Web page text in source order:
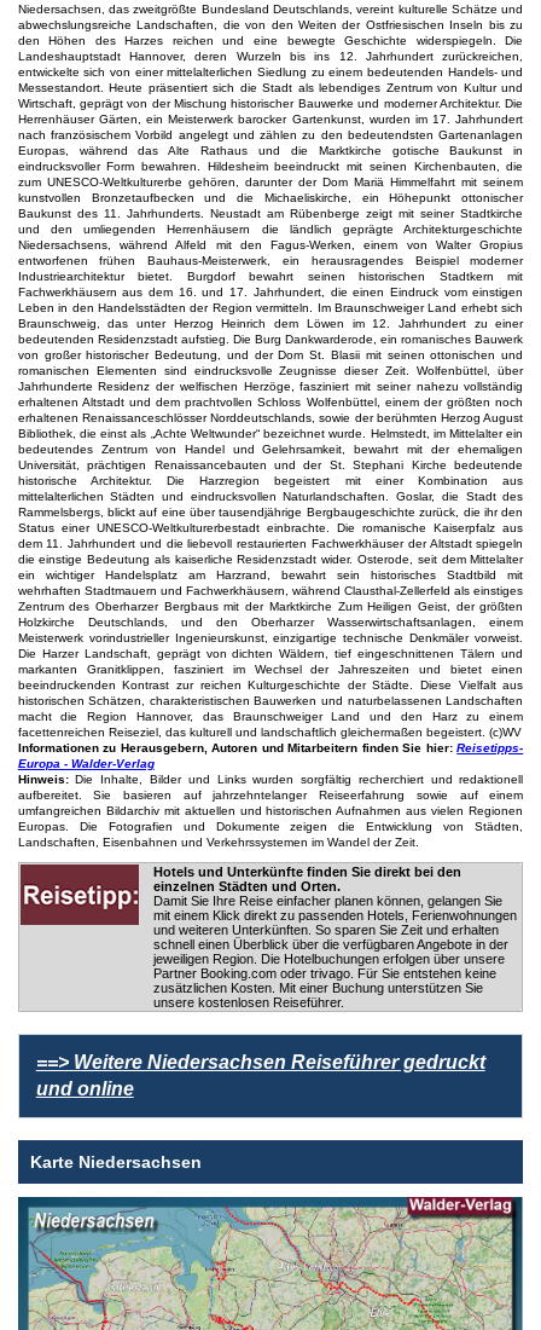
Niedersachsen, das zweitgrößte Bundesland Deutschlands, vereint kulturelle Schätze und
abwechslungsreiche Landschaften, die von den Weiten der Ostfriesischen Inseln bis zu
den Höhen des Harzes reichen und eine bewegte Geschichte widerspiegeln. Die
Landeshauptstadt Hannover, deren Wurzeln bis ins 12. Jahrhundert zurückreichen,
entwickelte sich von einer mittelalterlichen Siedlung zu einem bedeutenden Handels- und
Messestandort. Heute präsentiert sich die Stadt als lebendiges Zentrum von Kultur und
Wirtschaft, geprägt von der Mischung historischer Bauwerke und moderner Architektur. Die
Herrenhäuser Gärten, ein Meisterwerk barocker Gartenkunst, wurden im 17. Jahrhundert
nach französischem Vorbild angelegt und zählen zu den bedeutendsten Gartenanlagen
Europas, während das Alte Rathaus und die Marktkirche gotische Baukunst in
eindrucksvoller Form bewahren. Hildesheim beeindruckt mit seinen Kirchenbauten, die
zum UNESCO-Weltkulturerbe gehören, darunter der Dom Mariä Himmelfahrt mit seinem
kunstvollen Bronzetaufbecken und die Michaeliskirche, ein Höhepunkt ottonischer
Baukunst des 11. Jahrhunderts. Neustadt am Rübenberge zeigt mit seiner Stadtkirche
und den umliegenden Herrenhäusern die ländlich geprägte Architekturgeschichte
Niedersachsens, während Alfeld mit den Fagus-Werken, einem von Walter Gropius
entworfenen frühen Bauhaus-Meisterwerk, ein herausragendes Beispiel moderner
Industriearchitektur bietet. Burgdorf bewahrt seinen historischen Stadtkern mit
Fachwerkhäusern aus dem 16. und 17. Jahrhundert, die einen Eindruck vom einstigen
Leben in den Handelsstädten der Region vermitteln. Im Braunschweiger Land erhebt sich
Braunschweig, das unter Herzog Heinrich dem Löwen im 12. Jahrhundert zu einer
bedeutenden Residenzstadt aufstieg. Die Burg Dankwarderode, ein romanisches Bauwerk
von großer historischer Bedeutung, und der Dom St. Blasii mit seinen ottonischen und
romanischen Elementen sind eindrucksvolle Zeugnisse dieser Zeit. Wolfenbüttel, über
Jahrhunderte Residenz der welfischen Herzöge, fasziniert mit seiner nahezu vollständig
erhaltenen Altstadt und dem prachtvollen Schloss Wolfenbüttel, einem der größten noch
erhaltenen Renaissanceschlösser Norddeutschlands, sowie der berühmten Herzog August
Bibliothek, die einst als „Achte Weltwunder“ bezeichnet wurde. Helmstedt, im Mittelalter ein
bedeutendes Zentrum von Handel und Gelehrsamkeit, bewahrt mit der ehemaligen
Universität, prächtigen Renaissancebauten und der St. Stephani Kirche bedeutende
historische Architektur. Die Harzregion begeistert mit einer Kombination aus
mittelalterlichen Städten und eindrucksvollen Naturlandschaften. Goslar, die Stadt des
Rammelsbergs, blickt auf eine über tausendjährige Bergbaugeschichte zurück, die ihr den
Status einer UNESCO-Weltkulturerbestadt einbrachte. Die romanische Kaiserpfalz aus
dem 11. Jahrhundert und die liebevoll restaurierten Fachwerkhäuser der Altstadt spiegeln
die einstige Bedeutung als kaiserliche Residenzstadt wider. Osterode, seit dem Mittelalter
ein wichtiger Handelsplatz am Harzrand, bewahrt sein historisches Stadtbild mit
wehrhaften Stadtmauern und Fachwerkhäusern, während Clausthal-Zellerfeld als einstiges
Zentrum des Oberharzer Bergbaus mit der Marktkirche Zum Heiligen Geist, der größten
Holzkirche Deutschlands, und den Oberharzer Wasserwirtschaftsanlagen, einem
Meisterwerk vorindustrieller Ingenieurskunst, einzigartige technische Denkmäler vorweist.
Die Harzer Landschaft, geprägt von dichten Wäldern, tief eingeschnittenen Tälern und
markanten Granitklippen, fasziniert im Wechsel der Jahreszeiten und bietet einen
beeindruckenden Kontrast zur reichen Kulturgeschichte der Städte. Diese Vielfalt aus
historischen Schätzen, charakteristischen Bauwerken und naturbelassenen Landschaften
macht die Region Hannover, das Braunschweiger Land und den Harz zu einem
facettenreichen Reiseziel, das kulturell und landschaftlich gleichermaßen begeistert. (c)WV
Informationen zu Herausgebern, Autoren und Mitarbeitern finden Sie hier:Reisetipps-
Europa - Walder-Verlag
Hinweis:Die Inhalte, Bilder und Links wurden sorgfältig recherchiert und redaktionell
aufbereitet. Sie basieren auf jahrzehntelanger Reiseerfahrung sowie auf einem
umfangreichen Bildarchiv mit aktuellen und historischen Aufnahmen aus vielen Regionen
Europas. Die Fotografien und Dokumente zeigen die Entwicklung von Städten,
Landschaften, Eisenbahnen und Verkehrssystemen im Wandel der Zeit.
Hotels und Unterkünfte finden Sie direkt bei den
einzelnen Städten und Orten.
Damit Sie Ihre Reise einfacher planen können, gelangen Sie
mit einem Klick direkt zu passenden Hotels, Ferienwohnungen
und weiteren Unterkünften. So sparen Sie Zeit und erhalten
schnell einen Überblick über die verfügbaren Angebote in der
jeweiligen Region. Die Hotelbuchungen erfolgen über unsere
Partner Booking.com oder trivago. Für Sie entstehen keine
zusätzlichen Kosten. Mit einer Buchung unterstützen Sie
unsere kostenlosen Reiseführer.
==> Weitere Niedersachsen Reiseführer gedruckt
und online
Karte Niedersachsen